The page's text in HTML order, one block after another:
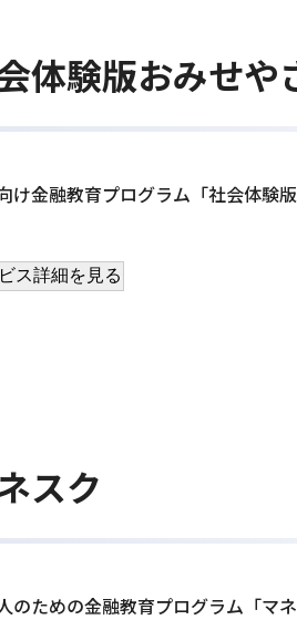
体験版おみせや
け金融教育プログラム「社会体験
ス詳細を見る
スク
のための金融教育プログラム「マ